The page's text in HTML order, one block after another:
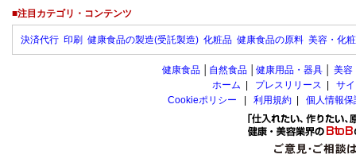
■注目カテゴリ・コンテンツ
決済代行 印刷 健康食品の製造(受託製造) 化粧品 健康食品の原料 美容・化
健康食品 自然食品 健康用品・器具 美容
ホーム
プレスリリース
サ
Cookieポリシー
利用規約 個人情報